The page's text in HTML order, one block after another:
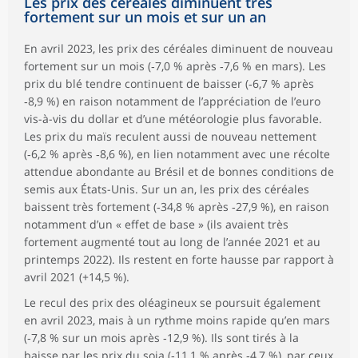
fortement sur un mois et sur un an
En avril 2023, les prix des céréales diminuent de nouveau
fortement sur un mois (‑7,0 % après ‑7,6 % en mars). Les
prix du blé tendre continuent de baisser (‑6,7 % après
‑8,9 %) en raison notamment de l’appréciation de l’euro
vis-à-vis du dollar et d’une météorologie plus favorable.
Les prix du maïs reculent aussi de nouveau nettement
(‑6,2 % après ‑8,6 %), en lien notamment avec une récolte
attendue abondante au Brésil et de bonnes conditions de
semis aux États-Unis. Sur un an, les prix des céréales
baissent très fortement (‑34,8 % après ‑27,9 %), en raison
notamment d’un « effet de base » (ils avaient très
fortement augmenté tout au long de l’année 2021 et au
printemps 2022). Ils restent en forte hausse par rapport à
avril 2021 (+14,5 %).
Le recul des prix des oléagineux se poursuit également
en avril 2023, mais à un rythme moins rapide qu’en mars
(‑7,8 % sur un mois après ‑12,9 %). Ils sont tirés à la